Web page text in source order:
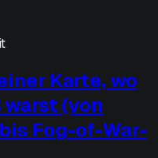
Karte, wo
(von
Fog-of-War-